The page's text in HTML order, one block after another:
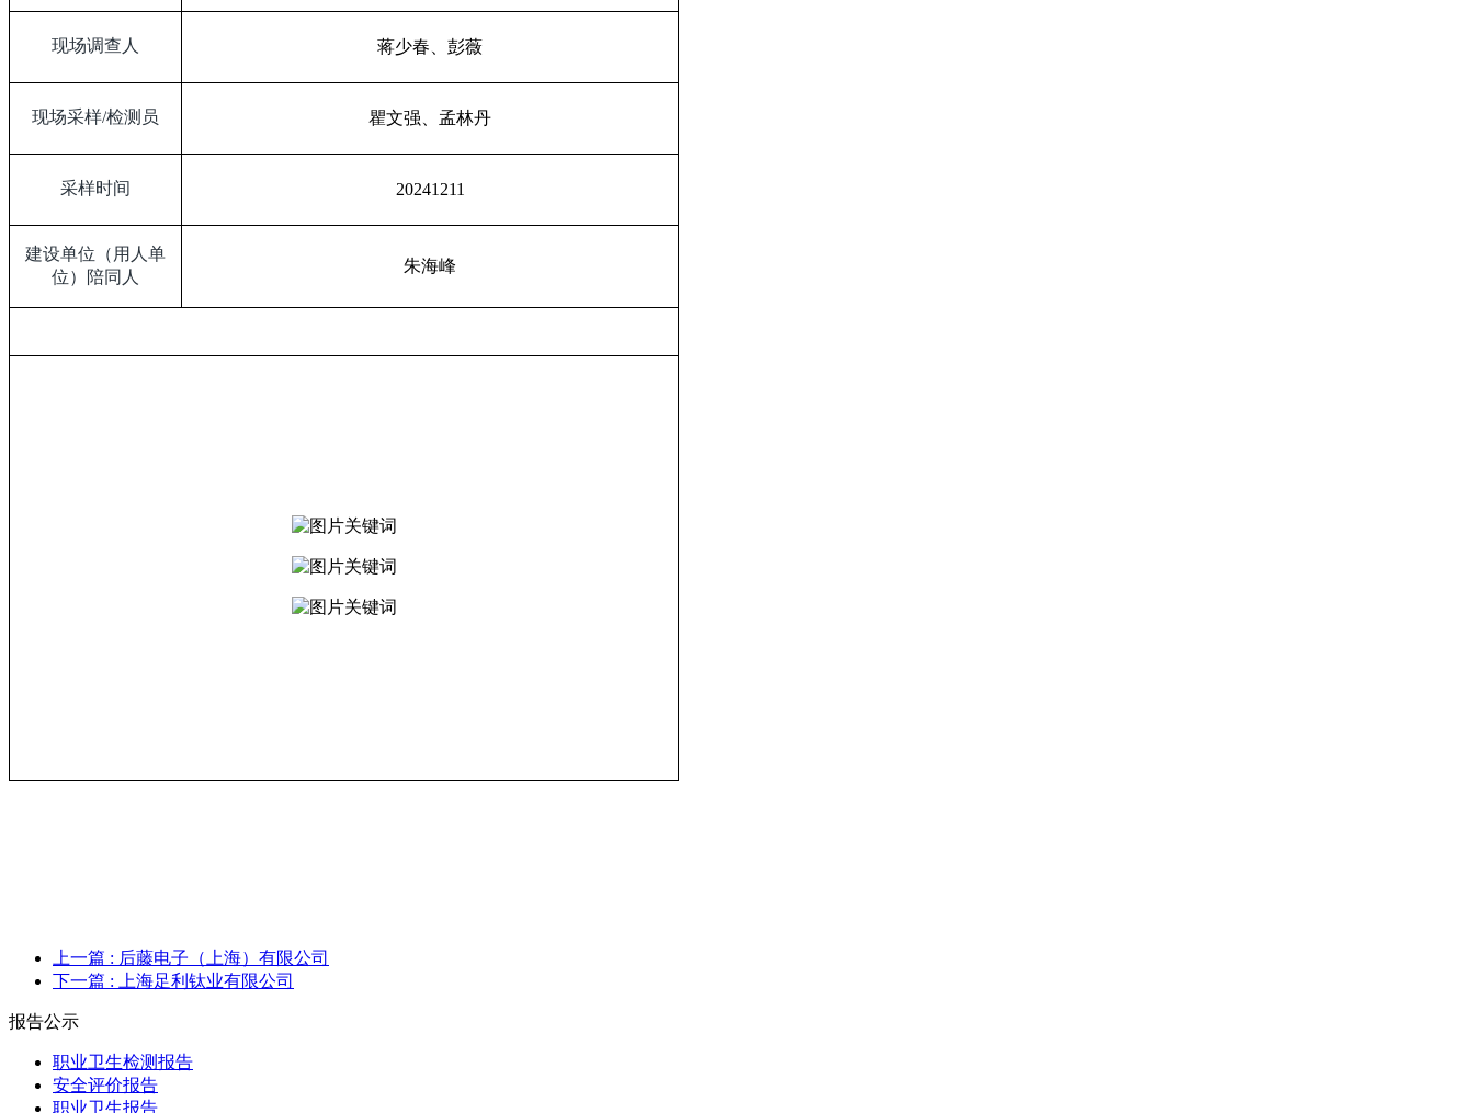
现场调查人 蒋少春、彭薇
现场采样/检测员 瞿文强、孟林丹
采样时间 20241211
建设单位（用人单
位）陪同人
朱海峰
上一篇 : 后藤电子（上海）有限公司
下一篇 : 上海足利钛业有限公司
报告公示
职业卫生检测报告
安全评价报告
职业卫生报告